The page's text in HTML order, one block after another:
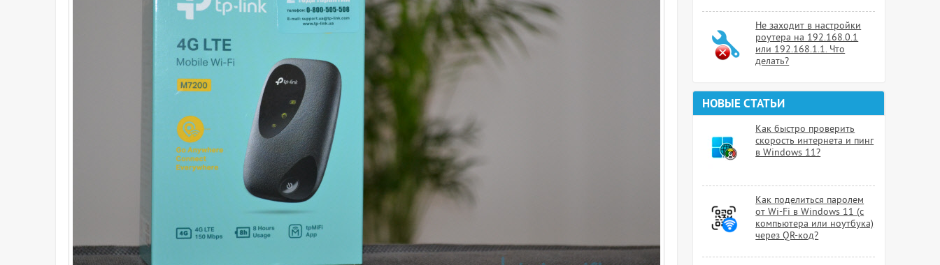
Не заходит в настройки
роутера на 192.168.0.1
или 192.168.1.1. Что
делать?
НОВЫЕ СТАТЬИ
Как быстро проверить
скорость интернета и пинг
в Windows 11?
Как поделиться паролем
от Wi-Fi в Windows 11 (с
компьютера или ноутбука)
через QR-код?